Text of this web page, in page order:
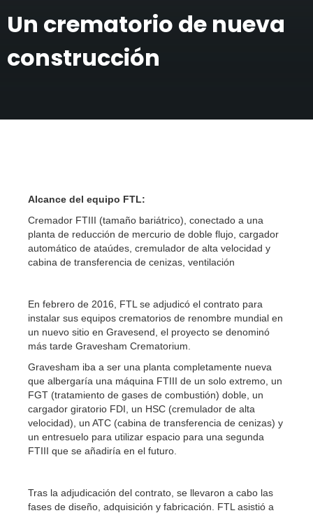
Un crematorio de nueva
construcción
Alcance del equipo FTL:
Cremador FTIII (tamaño bariátrico), conectado a una
planta de reducción de mercurio de doble flujo, cargador
automático de ataúdes, cremulador de alta velocidad y
cabina de transferencia de cenizas, ventilación
En febrero de 2016, FTL se adjudicó el contrato para
instalar sus equipos crematorios de renombre mundial en
un nuevo sitio en Gravesend, el proyecto se denominó
más tarde Gravesham Crematorium.
Gravesham iba a ser una planta completamente nueva
que albergaría una máquina FTIII de un solo extremo, un
FGT (tratamiento de gases de combustión) doble, un
cargador giratorio FDI, un HSC (cremulador de alta
velocidad), un ATC (cabina de transferencia de cenizas) y
un entresuelo para utilizar espacio para una segunda
FTIII que se añadiría en el futuro.
Tras la adjudicación del contrato, se llevaron a cabo las
fases de diseño, adquisición y fabricación. FTL asistió a